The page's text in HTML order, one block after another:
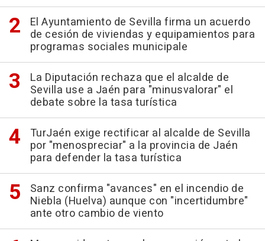
El Ayuntamiento de Sevilla firma un acuerdo
de cesión de viviendas y equipamientos para
programas sociales municipale
La Diputación rechaza que el alcalde de
Sevilla use a Jaén para "minusvalorar" el
debate sobre la tasa turística
TurJaén exige rectificar al alcalde de Sevilla
por "menospreciar" a la provincia de Jaén
para defender la tasa turística
Sanz confirma "avances" en el incendio de
Niebla (Huelva) aunque con "incertidumbre"
ante otro cambio de viento